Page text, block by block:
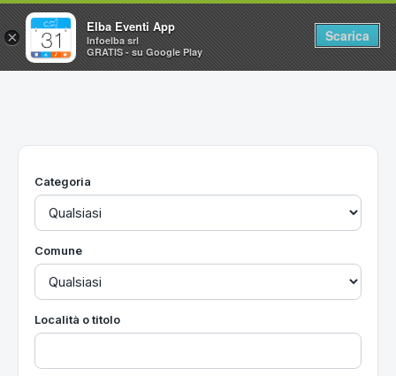
Home
Utilità
Categoria
Comune
Località o titolo
×
Elba Eventi App
Infoelba srl
GRATIS - su Google Play
Scarica